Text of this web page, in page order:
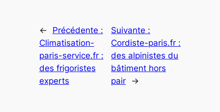
←
Précédente :
Climatisation-
paris-service.fr :
des frigoristes
experts
Suivante :
Cordiste-paris.fr :
des alpinistes du
bâtiment hors
pair
→